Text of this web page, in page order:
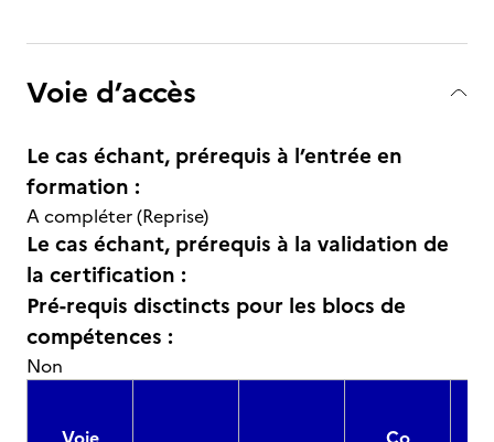
Voie d’accès
Le cas échant, prérequis à l’entrée en
formation :
A compléter (Reprise)
Le cas échant, prérequis à la validation de
la certification :
Pré-requis disctincts pour les blocs de
compétences :
Non